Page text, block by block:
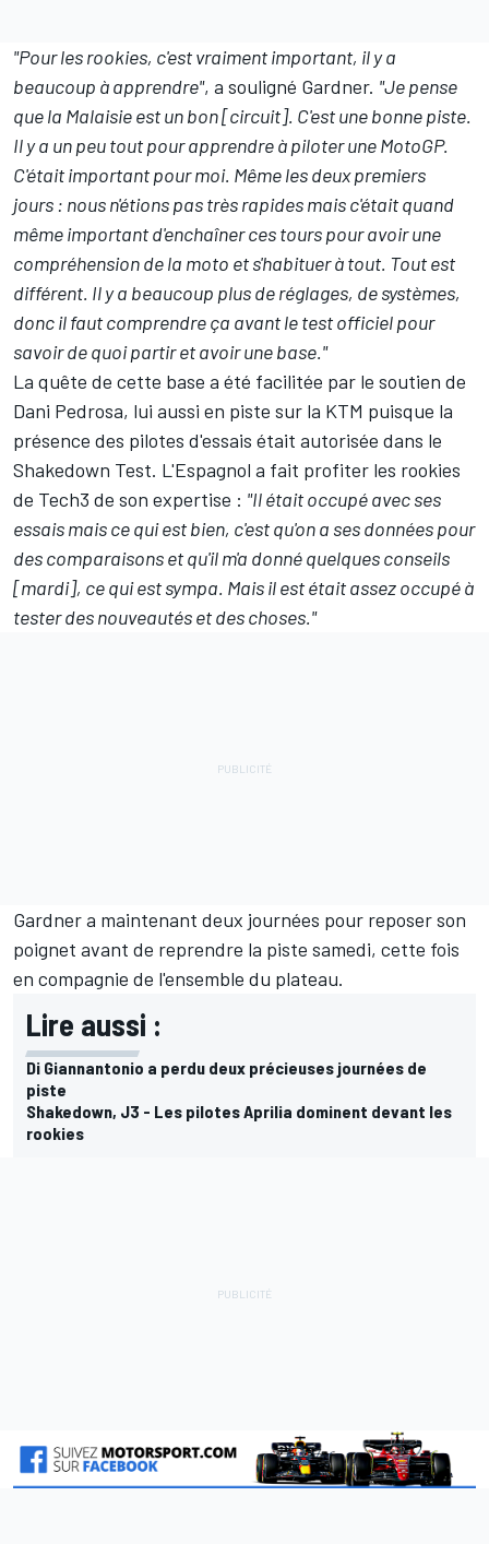
"Pour les rookies, c'est vraiment important, il y a
beaucoup à apprendre", a souligné Gardner. "Je pense
que la Malaisie est un bon [circuit]. C'est une bonne piste.
Il y a un peu tout pour apprendre à piloter une MotoGP.
C'était important pour moi. Même les deux premiers
jours : nous n'étions pas très rapides mais c'était quand
même important d'enchaîner ces tours pour avoir une
compréhension de la moto et s'habituer à tout. Tout est
différent. Il y a beaucoup plus de réglages, de systèmes,
donc il faut comprendre ça avant le test officiel pour
savoir de quoi partir et avoir une base."
La quête de cette base a été facilitée par le soutien de
Dani Pedrosa, lui aussi en piste sur la KTM puisque la
présence des pilotes d'essais était autorisée dans le
Shakedown Test. L'Espagnol a fait profiter les rookies
de Tech3 de son expertise : "Il était occupé avec ses
essais mais ce qui est bien, c'est qu'on a ses données pour
des comparaisons et qu'il m'a donné quelques conseils
[mardi], ce qui est sympa. Mais il est était assez occupé à
tester des nouveautés et des choses."
Gardner a maintenant deux journées pour reposer son
poignet avant de reprendre la piste samedi, cette fois
en compagnie de l'ensemble du plateau.
Lire aussi :
Di Giannantonio a perdu deux précieuses journées de
piste
Shakedown, J3 - Les pilotes Aprilia dominent devant les
rookies